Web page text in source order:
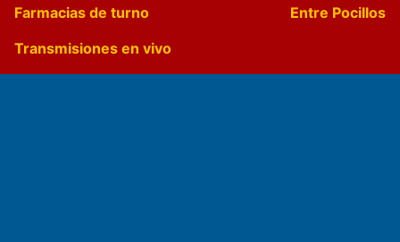
Farmacias de turno
Entre Pocillos
Transmisiones en vivo